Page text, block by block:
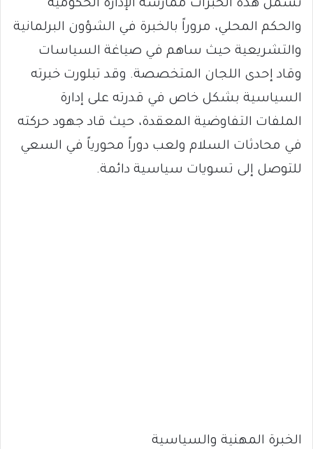
تشمل هذه الخبرات ممارسة الإدارة الحكومية
والحكم المحلي، مروراً بالخبرة في الشؤون البرلمانية
والتشريعية حيث ساهم في صياغة السياسات
وقاد إحدى اللجان المتخصصة. وقد تبلورت خبرته
السياسية بشكل خاص في قدرته على إدارة
الملفات التفاوضية المعقدة، حيث قاد جهود حركته
في محادثات السلام ولعب دوراً محورياً في السعي
للتوصل إلى تسويات سياسية دائمة.
الخبرة المهنية والسياسية